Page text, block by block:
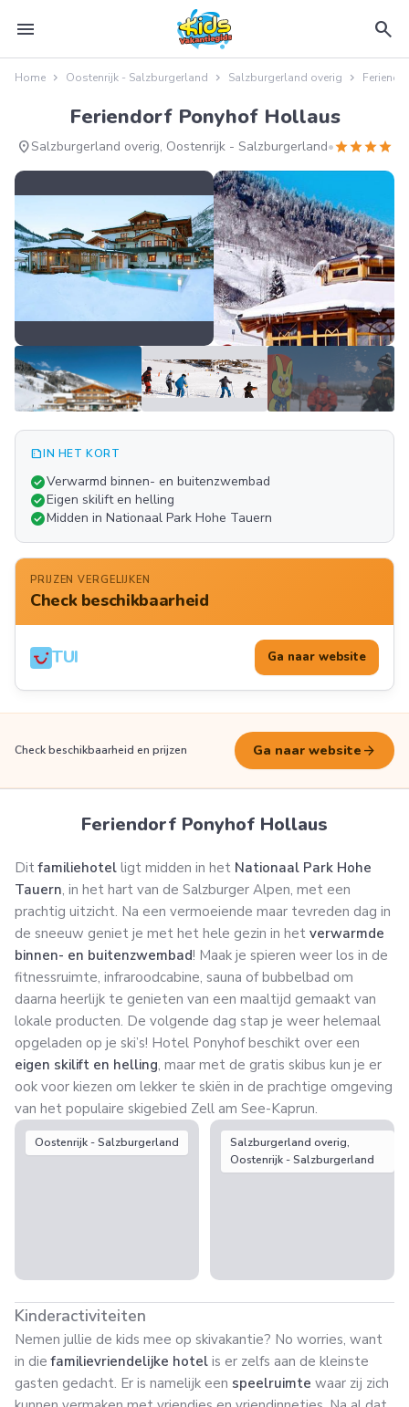
menu search
Home Oostenrijk - Salzburgerland Salzburgerland overig
Feriendorf Ponyhof Hollaus
location_onSalzburgerland overig, Oostenrijk - Salzburgerland•starstarstarstar
FOTO'S
summarizeIN HET KORT
check_circleVerwarmd binnen- en buitenzwembad
check_circleEigen skilift en helling
check_circleMidden in Nationaal Park Hohe Tauern
PRIJZEN VERGELIJKEN
Check beschikbaarheid
TUI Ga naar website
Check beschikbaarheid en prijzen Ga naar website arrow_forward
Feriendorf Ponyhof Hollaus
Ditfamiliehotel ligt midden in het Nationaal Park Hohe
Tauern, in het hart van de Salzburger Alpen, met een
prachtig uitzicht. Na een vermoeiende maar tevreden dag in
de sneeuw geniet je met het hele gezin in het verwarmde
binnen- en buitenzwembad! Maak je spieren weer los in de
fitnessruimte, infraroodcabine, sauna of bubbelbad om
daarna heerlijk te genieten van een maaltijd gemaakt van
lokale producten. De volgende dag stap je weer helemaal
opgeladen op je ski’s! Hotel Ponyhof beschikt over een
eigen skilift en helling, maar met de gratis skibus kun je er
ook voor kiezen om lekker te skiën in de prachtige omgeving
van het populaire skigebied Zell am See-Kaprun.
Oostenrijk - Salzburgerland
Salzburgerland overig,
Oostenrijk - Salzburgerland
Kinderactiviteiten
Nemen jullie de kids mee op skivakantie? No worries, want
in diefamilievriendelijke hotel is er zelfs aan de kleinste
gasten gedacht. Er is namelijk een speelruimte waar zij zich